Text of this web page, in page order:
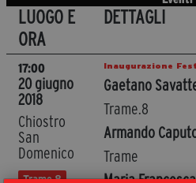
#Trameascuola
Visioni Civiche
Mostra 3D - Visioni Civiche
Il Diritto di Essere
Archivio Storico
Contatti
LUOGO E
ORA
DETTAGLI
17:00
20 giugno
2018
Chiostro
San
Domenico
Trame.8
Inaugurazione
Gaetano
Trame.8
Armando
Trame